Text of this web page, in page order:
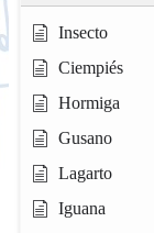
Insecto
Ciempiés
Hormiga
Gusano
Lagarto
Iguana